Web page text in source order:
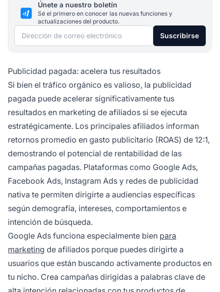
Únete a nuestro boletín
Sé el primero en conocer las nuevas funciones y
actualizaciones del producto.
Dirección de correo electrónico Suscribirse
Publicidad pagada: acelera tus resultados
Si bien el tráfico orgánico es valioso, la publicidad
pagada puede acelerar significativamente tus
resultados en marketing de afiliados si se ejecuta
estratégicamente. Los principales afiliados informan
retornos promedio en gasto publicitario (ROAS) de 12:1,
demostrando el potencial de rentabilidad de las
campañas pagadas. Plataformas como Google Ads,
Facebook Ads, Instagram Ads y redes de publicidad
nativa te permiten dirigirte a audiencias específicas
según demografía, intereses, comportamientos e
intención de búsqueda.
Google Ads funciona especialmente bien para
marketing de afiliados porque puedes dirigirte a
usuarios que están buscando activamente productos en
tu nicho. Crea campañas dirigidas a palabras clave de